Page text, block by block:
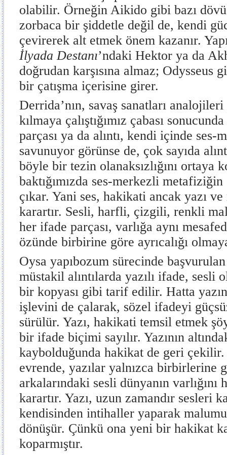
olabilir. Örneğin Aikido gibi bazı
zorbaca bir şiddetle değil de, kendi
çevirerek alt etmek önem kazanır.
İlyada Destanı’ndaki Hektor ya da
doğrudan karşısına almaz; Odysseus
bir çatışma içerisine girer.
Derrida’nın, savaş sanatları analojileri
kılmaya çalıştığımız çabası
parçası ya da alıntı, kendi içinde
savunuyor görünse de, çok sayıda
böyle bir tezin olanaksızlığını ortaya
baktığımızda ses-merkezli metafiziğin
çıkar. Yani ses, hakikati ancak yazı
karartır. Sesli, harfli, çizgili, renkli
her ifade parçası, varlığa aynı
özünde birbirine göre ayrıcalığı
Oysa yapıbozum sürecinde
müstakil alıntılarda yazılı ifade, sesli
bir kopyası gibi tarif edilir. Hatta
işlevini de çalarak, sözel ifadeyi
sürülür. Yazı, hakikati temsil etmek
bir ifade biçimi sayılır. Yazının
kaybolduğunda hakikat de geri
evrende, yazılar yalnızca birbirlerine
arkalarındaki sesli dünyanın varlığını
karartır. Yazı, uzun zamandır sesleri
kendisinden intihaller yaparak
dönüşür. Çünkü ona yeni bir hakikat
koparmıştır.